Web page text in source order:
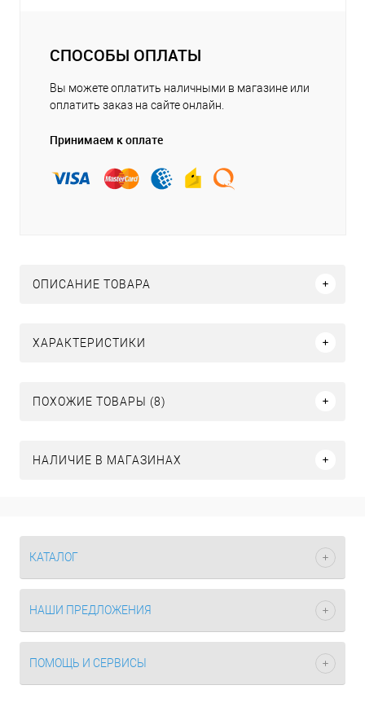
СПОСОБЫ ОПЛАТЫ
Вы можете оплатить наличными в магазине или
оплатить заказ на сайте онлайн.
Принимаем к оплате
ОПИСАНИЕ ТОВАРА
ХАРАКТЕРИСТИКИ
ПОХОЖИЕ ТОВАРЫ (8)
НАЛИЧИЕ В МАГАЗИНАХ
КАТАЛОГ
НАШИ ПРЕДЛОЖЕНИЯ
ПОМОЩЬ И СЕРВИСЫ